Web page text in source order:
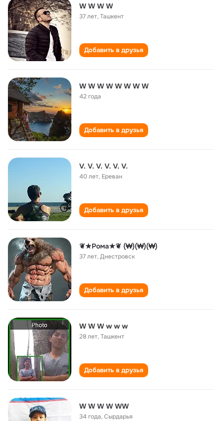
W W W W
37 лет,Ташкент
Добавить в друзья
W W W W W W W W
42 года
Добавить в друзья
V. V. V. V. V. V.
40 лет, Ереван
Добавить в друзья
❦★Рома★❦ (₩)(₩)(₩)
37 лет,Днестровск
Добавить в друзья
W W W w w w
28 лет,Ташкент
Добавить в друзья
W W W W WW
34 года,Сырдарья